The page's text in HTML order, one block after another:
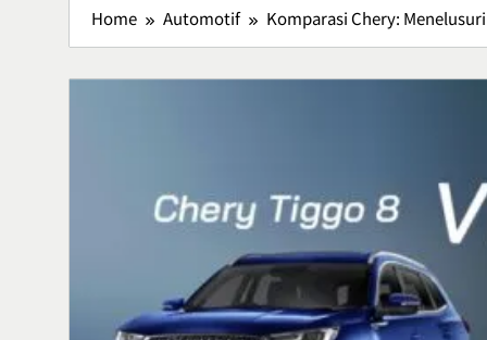
Home Automotif Komparasi Chery:
5
Lavio Hiking
Hiking
Petualangan
Lawar Bali,